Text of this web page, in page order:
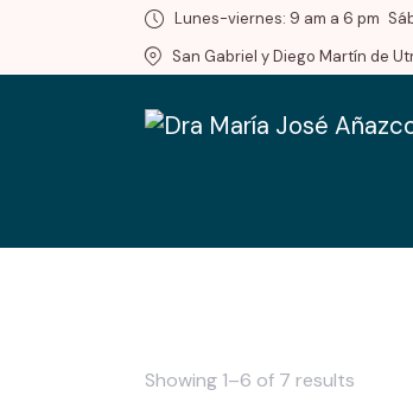
Lunes-viernes: 9 am a 6 pm
San Gabriel y Diego Martín de
Showing 1–6 of 7 results